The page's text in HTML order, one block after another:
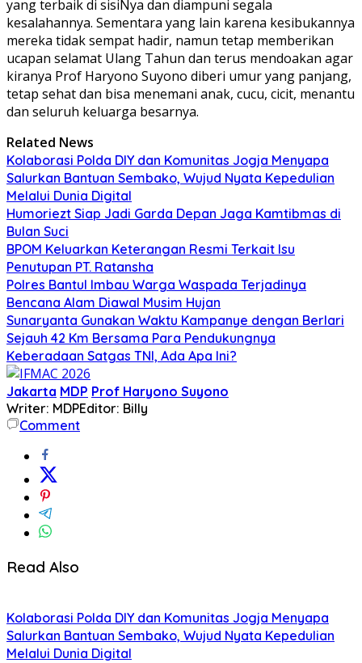
yang terbaik di sisiNya dan diampuni segala
kesalahannya. Sementara yang lain karena kesibukannya
mereka tidak sempat hadir, namun tetap memberikan
ucapan selamat Ulang Tahun dan terus mendoakan agar
kiranya Prof Haryono Suyono diberi umur yang panjang,
tetap sehat dan bisa menemani anak, cucu, cicit, menantu
dan seluruh keluarga besarnya.
Related News
Kolaborasi Polda DIY dan Komunitas Jogja Menyapa
Salurkan Bantuan Sembako, Wujud Nyata Kepedulian
Melalui Dunia Digital
Humoriezt Siap Jadi Garda Depan Jaga Kamtibmas di
Bulan Suci
BPOM Keluarkan Keterangan Resmi Terkait Isu
Penutupan PT. Ratansha
Polres Bantul Imbau Warga Waspada Terjadinya
Bencana Alam Diawal Musim Hujan
Sunaryanta Gunakan Waktu Kampanye dengan Berlari
Sejauh 42 Km Bersama Para Pendukungnya
Keberadaan Satgas TNI, Ada Apa Ini?
Jakarta MDP Prof Haryono Suyono
Writer: MDPEditor: Billy
Comment
Read Also
Kolaborasi Polda DIY dan Komunitas Jogja Menyapa
Salurkan Bantuan Sembako, Wujud Nyata Kepedulian
Melalui Dunia Digital